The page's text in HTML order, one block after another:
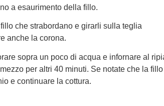
a esaurimento della fillo.
che strabordano e girarli sulla teglia
anche la corona.
sopra un poco di acqua e infornare al
per altri 40 minuti. Se notate che la fillo
e continuare la cottura.